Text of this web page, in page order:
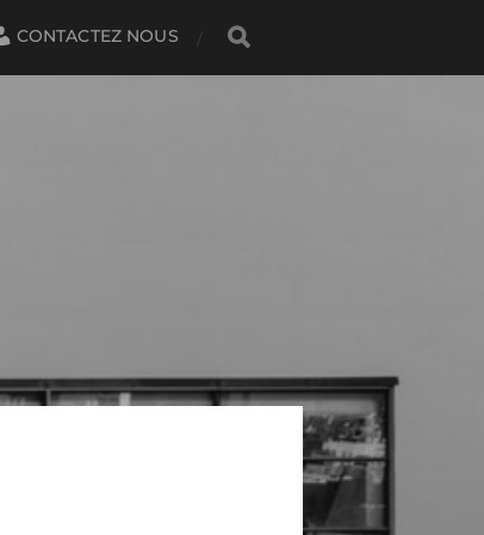
CONTACTEZ NOUS